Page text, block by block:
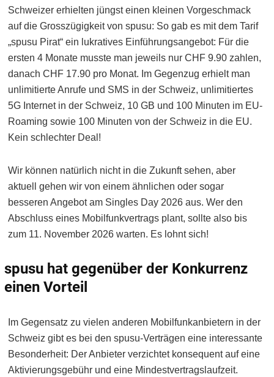
Schweizer erhielten jüngst einen kleinen Vorgeschmack
auf die Grosszügigkeit von spusu: So gab es mit dem Tarif
„spusu Pirat“ ein lukratives Einführungsangebot: Für die
ersten 4 Monate musste man jeweils nur CHF 9.90 zahlen,
danach CHF 17.90 pro Monat. Im Gegenzug erhielt man
unlimitierte Anrufe und SMS in der Schweiz, unlimitiertes
5G Internet in der Schweiz, 10 GB und 100 Minuten im EU-
Roaming sowie 100 Minuten von der Schweiz in die EU.
Kein schlechter Deal!
Wir können natürlich nicht in die Zukunft sehen, aber
aktuell gehen wir von einem ähnlichen oder sogar
besseren Angebot am Singles Day 2026 aus. Wer den
Abschluss eines Mobilfunkvertrags plant, sollte also bis
zum 11. November 2026 warten. Es lohnt sich!
spusu hat gegenüber der Konkurrenz
einen Vorteil
Im Gegensatz zu vielen anderen Mobilfunkanbietern in der
Schweiz gibt es bei den spusu-Verträgen eine interessante
Besonderheit: Der Anbieter verzichtet konsequent auf eine
Aktivierungsgebühr und eine Mindestvertragslaufzeit.